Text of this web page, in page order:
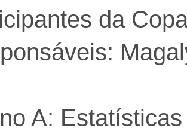
da
A: